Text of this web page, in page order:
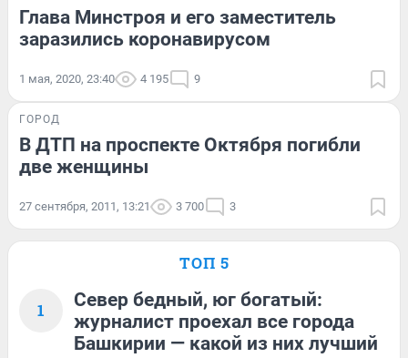
Глава Минстроя и его заместитель
заразились коронавирусом
1 мая, 2020, 23:40 4 195 9
ГОРОД
В ДТП на проспекте Октября погибли
две женщины
27 сентября, 2011, 13:21 3 700 3
ТОП 5
1
Север бедный, юг богатый:
журналист проехал все города
Башкирии — какой из них лучший